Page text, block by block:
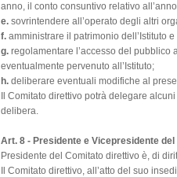
anno, il conto consuntivo relativo
e. sovrintendere all’operato degli altri
f. amministrare il patrimonio dell’Istituto
g. regolamentare l’accesso del pubblico
eventualmente pervenuto all’Istituto;
h. deliberare eventuali modifiche al
Il Comitato direttivo potrà delegare
delibera.
Art. 8 - Presidente e Vicepresidente
Presidente del Comitato direttivo è, di
Il Comitato direttivo, all’atto del suo